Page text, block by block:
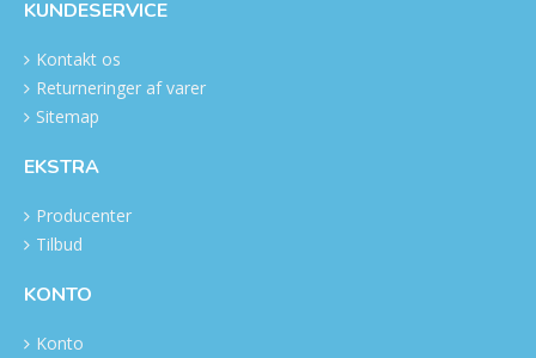
KUNDESERVICE
Kontakt os
Returneringer af varer
Sitemap
EKSTRA
Producenter
Tilbud
KONTO
Konto